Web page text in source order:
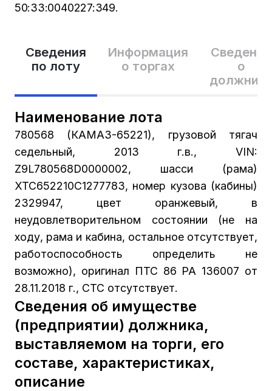
Сведения
по лоту
Информация
о торгах
Сведения
о
Наименование лота
780568 (КАМАЗ-65221), грузовой тягач
седельный, 2013 г.в., VIN:
Z9L780568D0000002, шасси (рама)
XTC652210C1277783, номер кузова (кабины)
2329947, цвет оранжевый, в
неудовлетворительном состоянии (не на
ходу, рама и кабина, остальное отсутствует,
работоспособность определить не
возможно), оригинал ПТС 86 РА 136007 от
28.11.2018 г., СТС отсутствует.
Сведения об имуществе
(предприятии) должника,
выставляемом на торги, его
составе, характеристиках,
описание
50:33:0040227:349.